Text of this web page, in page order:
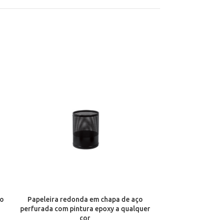
Papeleira redonda em chapa de aço
perfurada com pintura epoxy a qualquer
cor